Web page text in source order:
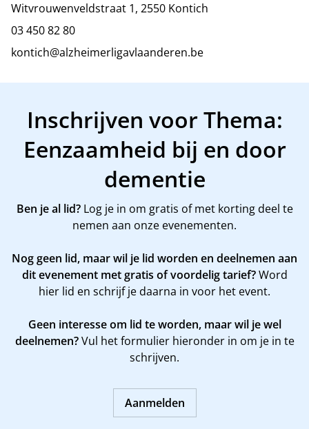
Witvrouwenveldstraat 1, 2550 Kontich
03 450 82 80
kontich@alzheimerligavlaanderen.be
Inschrijven voor Thema:
Eenzaamheid bij en door
dementie
Ben je al lid?Log je in om gratis of met korting deel te
nemen aan onze evenementen.
Nog geen lid, maar wil je lid worden en deelnemen aan
dit evenement met gratis of voordelig tarief?Word
hier lid en schrijf je daarna in voor het event.
Geen interesse om lid te worden, maar wil je wel
deelnemen?Vul het formulier hieronder in om je in te
schrijven.
Aanmelden